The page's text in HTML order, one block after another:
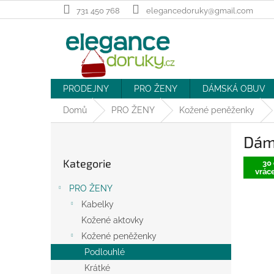
na
731 450 768 elegancedoruky@gmail.com
PRODEJNY PRO ŽENY DÁMSKÁ OBUV
Domů PRO ŽENY Kožené peněženky
a
kategorie
Kategorie
PRO ŽENY
Kabelky
Kožené aktovky
Kožené peněženky
Podlouhlé
Krátké
30